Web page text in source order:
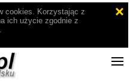
cookies. Korzystając z
ich użycie zgodnie z